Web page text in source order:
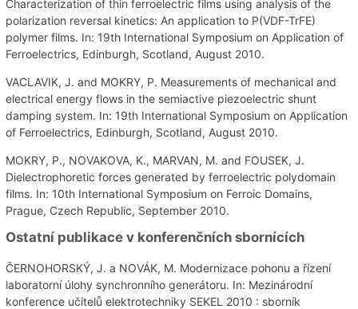
Characterization of thin ferroelectric films using analysis of the
polarization reversal kinetics: An application to P(VDF-TrFE)
polymer films. In: 19th International Symposium on Application of
Ferroelectrics, Edinburgh, Scotland, August 2010.
VACLAVIK, J. and MOKRY, P. Measurements of mechanical and
electrical energy flows in the semiactive piezoelectric shunt
damping system. In: 19th International Symposium on Application
of Ferroelectrics, Edinburgh, Scotland, August 2010.
MOKRY, P., NOVAKOVA, K., MARVAN, M. and FOUSEK, J.
Dielectrophoretic forces generated by ferroelectric polydomain
films. In: 10th International Symposium on Ferroic Domains,
Prague, Czech Republic, September 2010.
Ostatní publikace v konferenčních sbornících
ČERNOHORSKÝ, J. a NOVÁK, M. Modernizace pohonu a řízení
laboratorní úlohy synchronního generátoru. In: Mezinárodní
konference učitelů elektrotechniky SEKEL 2010 : sborník